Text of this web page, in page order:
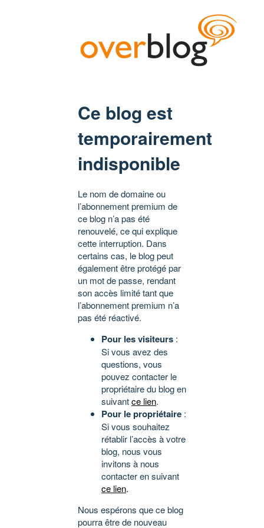
Ce blog est
temporairement
indisponible
Le nom de domaine ou
l’abonnement premium de
ce blog n’a pas été
renouvelé, ce qui explique
cette interruption. Dans
certains cas, le blog peut
également être protégé par
un mot de passe, rendant
son accès limité tant que
l’abonnement premium n’a
pas été réactivé.
Pour les visiteurs :
Si vous avez des
questions, vous
pouvez contacter le
propriétaire du blog en
suivantce lien.
Pour le propriétaire :
Si vous souhaitez
rétablir l’accès à votre
blog, nous vous
invitons à nous
contacter en suivant
ce lien.
Nous espérons que ce blog
pourra être de nouveau